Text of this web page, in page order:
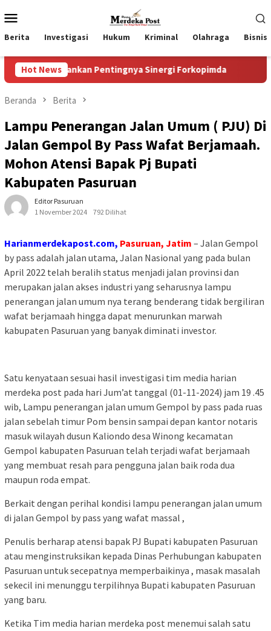
ke
kontenMobile
Berita Investigasi Hukum Kriminal Olahraga Bisnis
Hot News
Pentingnya Sinergi Forkopimda Progres
Beranda Berita
Lampu Penerangan Jalan Umum ( PJU) Di
Jalan Gempol By Pass Wafat Berjamaah.
Mohon Atensi Bapak Pj Bupati
Kabupaten Pasuruan
Editor Pasuruan
1 November 2024
792 Dilihat
Harianmerdekapost.com, Pasuruan, Jatim – Jalan Gempol
by pass adalah jalan utama, Jalan Nasional yang pada bulan
April 2022 telah beralih status menjadi jalan provinsi dan
merupakan jalan akses industri yang seharusnya lampu
penerangan jalan umum nya terang benderang tidak bergiliran
wafat berjamaah hingga dapat menurunkan marwah
kabupaten Pasuruan yang banyak diminati investor.
Satu kenyataan sesuai hasil investigasi tim media harian
merdeka post pada hari Jum’at tanggal (01-11-2024) jam 19 .45
wib, Lampu penerangan jalan umum Gempol by pass pada ruas
jalan sebelah timur Pom bensin sampai depan kantor notaris
masuk wilayah dusun Kaliondo desa Winong kecamatan
Gempol kabupaten Pasuruan telah terjadi wafat berjamaah
yang membuat resah para pengguna jalan baik roda dua
maupun roda empat.
Berkait dengan perihal kondisi lampu penerangan jalan umum
di jalan Gempol by pass yang wafat massal ,
Penulis berharap atensi bapak PJ Bupati kabupaten Pasuruan
atau menginstruksikan kepada Dinas Perhubungan kabupaten
Pasuruan untuk secepatnya memperbaikinya , masak masalah
sekecil ini menunggu terpilihnya Bupati kabupaten Pasuruan
yang baru.
Ketika Tim media harian merdeka post menemui salah satu